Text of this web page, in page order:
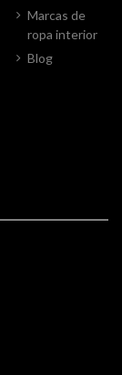
Marcas de
ropa interior
Blog